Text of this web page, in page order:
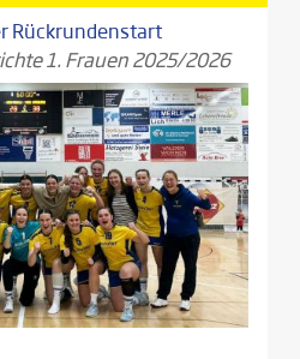
Rückrundenstart
1. Frauen 2025/2026